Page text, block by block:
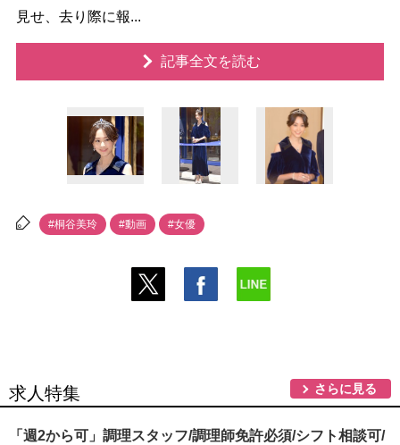
見せ、去り際に報...
記事全文を読む
#桐谷美玲 #動画 #女優
求人特集 さらに見る
「週2から可」調理スタッフ/調理師免許必須/シフト相談可/